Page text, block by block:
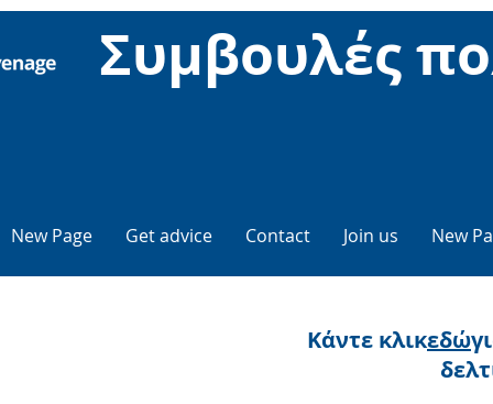
Συμβουλές
New Page Get advice Contact Join us New
Κάντε κλικεδώ